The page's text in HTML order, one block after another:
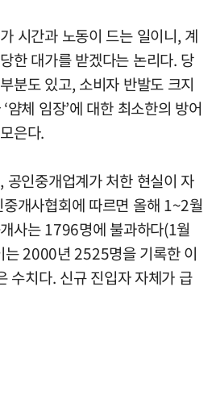
시간과 노동이 드는 일이니, 계
한 대가를 받겠다는 논리다. 당
분도 있고, 소비자 반발도 크지
얌체 임장’에 대한 최소한의 방어
은다.
공인중개업계가 처한 현실이 자
개사협회에 따르면 올해 1~2월
사는 1796명에 불과하다(1월
2000년 2525명을 기록한 이
수치다. 신규 진입자 자체가 급